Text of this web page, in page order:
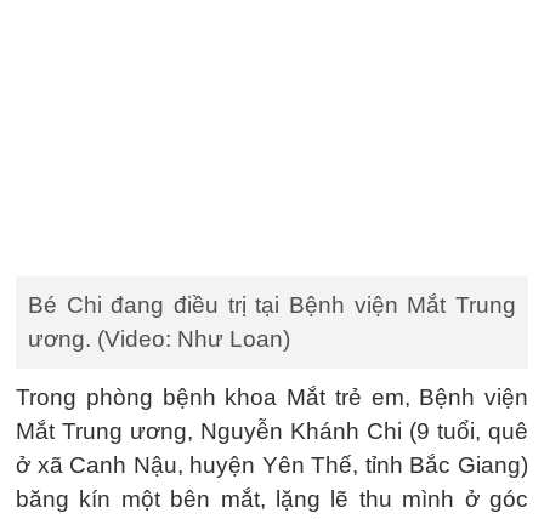
Bé Chi đang điều trị tại Bệnh viện Mắt Trung
ương. (Video: Như Loan)
Trong phòng bệnh khoa Mắt trẻ em, Bệnh viện
Mắt Trung ương, Nguyễn Khánh Chi (9 tuổi, quê
ở xã Canh Nậu, huyện Yên Thế, tỉnh Bắc Giang)
băng kín một bên mắt, lặng lẽ thu mình ở góc